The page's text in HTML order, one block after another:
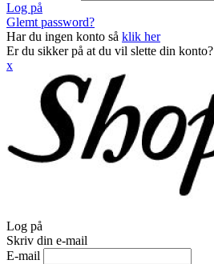
Log på
Glemt password?
Har du ingen konto så klik her
Er du sikker på at du vil slette din konto?
x
Log på
Skriv din e-mail
E-mail